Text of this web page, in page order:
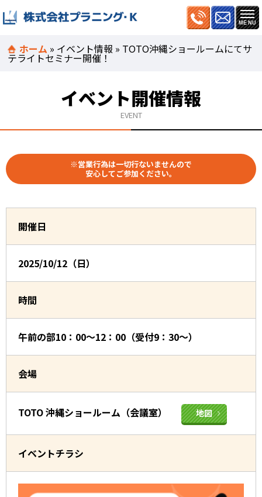
ホーム » イベント情報 » TOTO沖縄ショールームにてサ
テライトセミナー開催！
イベント開催情報
EVENT
※営業行為は一切行ないませんので
安心してご参加ください。
開催日
2025/10/12（日）
時間
午前の部10：00～12：00（受付9：30～）
会場
TOTO 沖縄ショールーム（会議室） 地図
イベントチラシ